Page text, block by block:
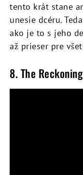
tento krát stane
unesie dcéru.
ako je to s jeho
až prieser pre
8. The Reckoning